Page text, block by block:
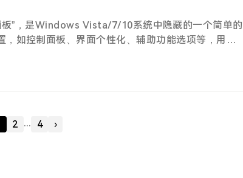
，方法很简单~打开admin文件夹下的common.ph
true);改为：if (!defined('__TYPECHO_ADMIN_
存后，问题解决。顺便记录下typecho所用到的一
”，是Windows Vista/7/10系统中隐藏的一个简单的
如控制面板、界面个性化、辅助功能选项等，用户
好了，废话不多说，我来讲一下怎么使用Windows
模式”还有一个很多人非常喜欢的功能——隐藏文
2 ... 4 ›